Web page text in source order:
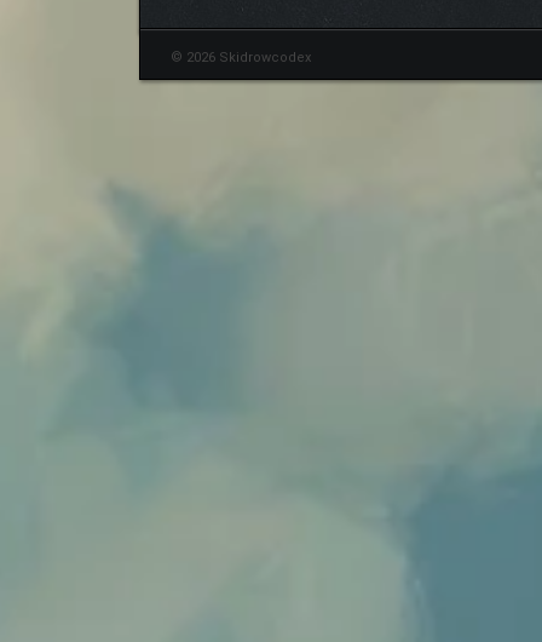
© 2026 Skidrowcodex